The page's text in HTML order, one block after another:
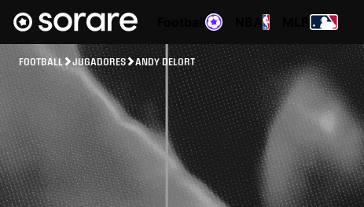
FOOTBALL JUGADORES ANDY DELORT